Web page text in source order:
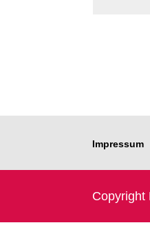
Impressum
Copyright